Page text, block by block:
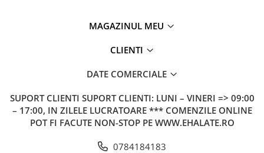
MAGAZINUL MEU
CLIENTI
DATE COMERCIALE
SUPORT CLIENTI SUPORT CLIENTI: LUNI – VINERI => 09:00
– 17:00, IN ZILELE LUCRATOARE *** COMENZILE ONLINE
POT FI FACUTE NON-STOP PE WWW.EHALATE.RO
0784184183